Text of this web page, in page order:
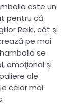
este un
pentru că
Reiki, cât şi
pe mai
se
emoţional şi
ale
celor mai